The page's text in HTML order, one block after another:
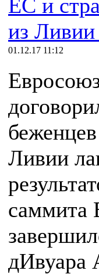
ЕC и
из
01.12.17 11:12
Ливии
саммита
дИвуара